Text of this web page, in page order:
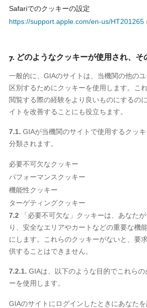
Safariでのクッキーの設定
https://support.apple.com/en-us/HT201265
7. どのようなクッキーが使用され、そ
一般的に、GIAのサイトは、当機関の他の
区別するためにクッキーを使用します。こ
閲覧する際の経験をより良いものにするの
イトを改善することにも役立ちます。
7.1. GIAが当機関のサイトで使用するクッ
分類されます。
必要不可欠なクッキー
パフォーマンスクッキー
機能性クッキー
ターゲティングクッキー
7.2 「必要不可欠な」クッキーは、あなた
り、安全なエリアやカートなどの重要な機
にします。これらのクッキーがないと、要
供することはできません。
7.2.1. GIAは、以下のような目的でこれら
ーを使用します。
GIAのサイトにログインしたときにあなた